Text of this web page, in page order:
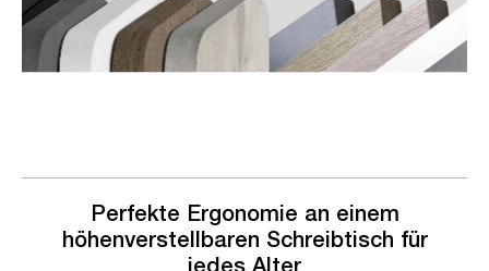
Perfekte Ergonomie an einem
höhenverstellbaren Schreibtisch für
jedes Alter